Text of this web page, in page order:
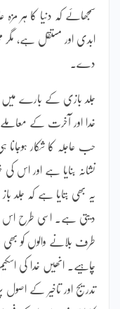
سمجھائے کہ دنیا کا ہر
ابدی اور مستقل ہے، مگر
دے۔
جلد بازی کے بارے میں
خدا اور آخرت کے معاملے
حب عاجلہ کا شکار
نشانہ بنایا ہے اور اس
یہ بھی بتایا ہے کہ
دیتی ہے۔ اسی طرح اس
طرف بلانے والوں کو
چاہیے۔ انھیں خدا کی
تدریج اور تاخیر کے